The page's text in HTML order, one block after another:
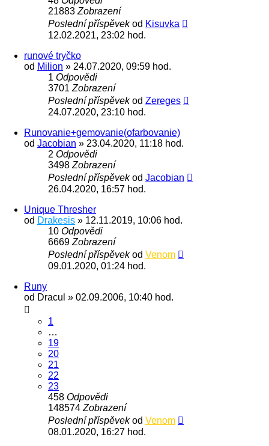
21883 Zobrazení
Poslední příspěvekod Kisuvka
12.02.2021, 23:02 hod.
runové tryčko
od Milion » 24.07.2020, 09:59 hod.
1 Odpovědi
3701 Zobrazení
Poslední příspěvekod Zereges
24.07.2020, 23:10 hod.
Runovanie+gemovanie(ofarbovanie)
od Jacobian » 23.04.2020, 11:18 hod.
2 Odpovědi
3498 Zobrazení
Poslední příspěvekod Jacobian
26.04.2020, 16:57 hod.
Unique Thresher
od Drakesis » 12.11.2019, 10:06 hod.
10 Odpovědi
6669 Zobrazení
Poslední příspěvekod Venom
09.01.2020, 01:24 hod.
Runy
od Dracul » 02.09.2006, 10:40 hod.
1
…
19
20
21
22
23
458 Odpovědi
148574 Zobrazení
Poslední příspěvekod Venom
08.01.2020, 16:27 hod.